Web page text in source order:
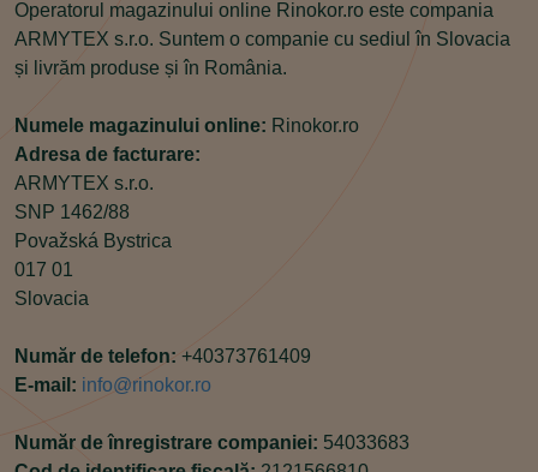
Operatorul magazinului online Rinokor.ro este compania
ARMYTEX s.r.o. Suntem o companie cu sediul în Slovacia
și livrăm produse și în România.
Numele magazinului online: Rinokor.ro
Adresa de facturare:
ARMYTEX s.r.o.
SNP 1462/88
Považská Bystrica
017 01
Slovacia
Număr de telefon: +40373761409
E-mail: info@rinokor.ro
Număr de înregistrare companiei: 54033683